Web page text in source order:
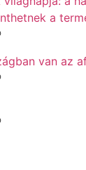
a
van az